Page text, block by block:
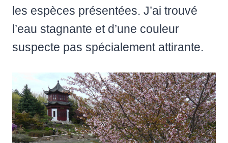
les espèces présentées. J’ai trouvé
l’eau stagnante et d’une couleur
suspecte pas spécialement attirante.